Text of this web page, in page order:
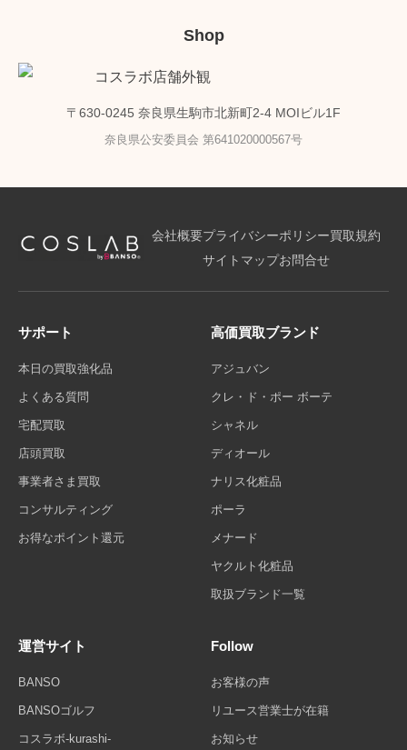
Shop
〒630-0245 奈良県生駒市北新町2-4 MOIビル1F
奈良県公安委員会 第641020000567号
会社概要プライバシーポリシー買取規約
サイトマップお問合せ
サポート
本日の買取強化品
よくある質問
宅配買取
店頭買取
事業者さま買取
コンサルティング
お得なポイント還元
高価買取ブランド
アジュバン
クレ・ド・ポー ボーテ
シャネル
ディオール
ナリス化粧品
ポーラ
メナード
ヤクルト化粧品
取扱ブランド一覧
運営サイト
BANSO
BANSOゴルフ
コスラボ-kurashi-
Follow
お客様の声
リユース営業士が在籍
お知らせ